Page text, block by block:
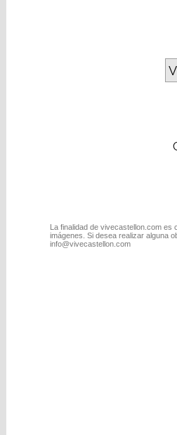
La finalidad de vivecastellon.com
imágenes. Si desea realizar alguna
info@vivecastellon.com